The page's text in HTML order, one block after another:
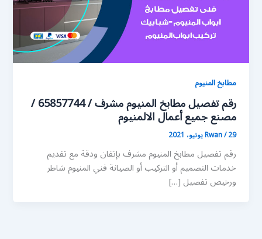
مطابخ المنيوم
رقم تفصيل مطابخ المنيوم مشرف / 65857744 /
مصنع جميع أعمال الالمنيوم
Rwan/29 يونيو، 2021
رقم تفصيل مطابخ المنيوم مشرف بإتقان ودقة مع تقديم
خدمات التصميم أو التركيب أو الصيانة فني المنيوم شاطر
ورخيص تفصيل […]